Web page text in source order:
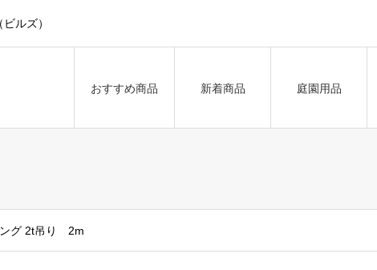
ルズ）
おすすめ商品 新着商品 庭園用品
ング 2t吊り 2m